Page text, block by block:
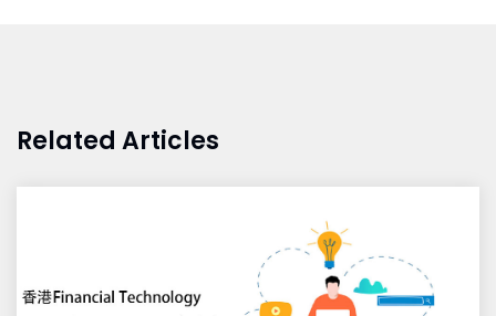
Related Articles